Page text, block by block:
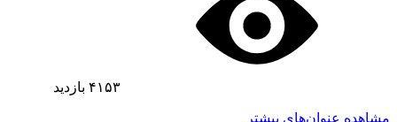
۴۱۵۳ بازدید
مشاهده عنوان‌های بیشتر